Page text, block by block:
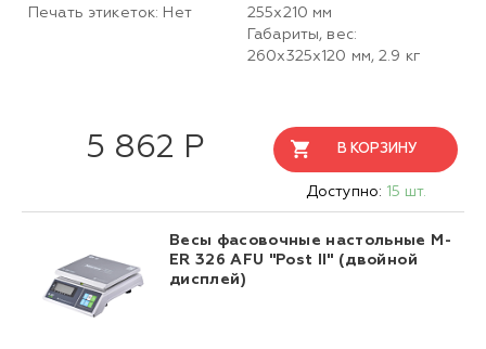
Печать этикеток: Нет
255х210 мм
Габариты, вес:
260х325х120 мм, 2.9 кг
5 862 Р В КОРЗИНУ
Доступно: 15 шт.
Весы фасовочные настольные M-
ER 326 AFU "Post II" (двойной
дисплей)